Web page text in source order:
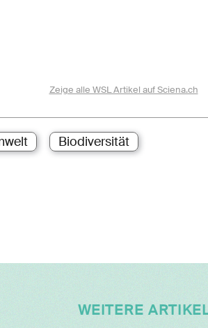
Zeige alle WSL Artikel auf Sciena.ch
Biodiversität
WEITERE